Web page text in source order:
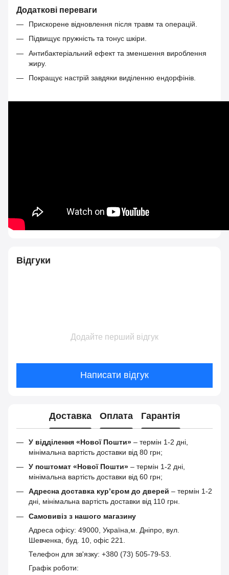
Додаткові переваги
Прискорене відновлення після травм та операцій.
Підвищує пружність та тонус шкіри.
Антибактеріальний ефект та зменшення вироблення
жиру.
Покращує настрій завдяки виділенню ендорфінів.
Відгуки
Додайте перший відгук
Написати відгук
Доставка Оплата Гарантія
У відділення «Нової Пошти» – термін 1-2 дні,
мінімальна вартість доставки від 80 грн;
У поштомат «Нової Пошти» – термін 1-2 дні,
мінімальна вартість доставки від 60 грн;
Адресна доставка кур’єром до дверей – термін 1-2
дні, мінімальна вартість доставки від 110 грн.
Самовивіз з нашого магазину
Адреса офісу: 49000, Україна,м. Дніпро, вул.
Шевченка, буд. 10, офіс 221.
Телефон для зв'язку: +380 (73) 505-79-53.
Графік роботи: